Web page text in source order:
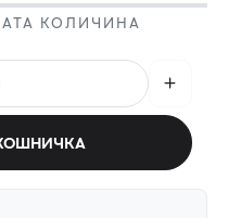
КОЛИЧИНА